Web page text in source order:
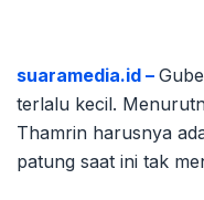
suaramedia.id –
terlalu kecil.
Thamrin harusnya
patung saat ini tak